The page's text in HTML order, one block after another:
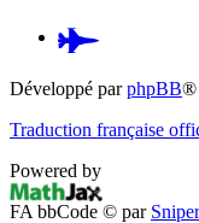
Pardus.at
(S’ouvre
nouvel
Développé parphpBB®
Traduction française
Powered by
FA bbCode © par